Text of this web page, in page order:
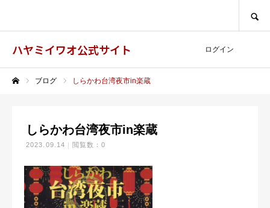
ハヤミイワオ公式サイト ログイン
ブログ しらかわ台湾夜市in楽蔵
しらかわ台湾夜市in楽蔵
2023.09.14 閲覧数：0